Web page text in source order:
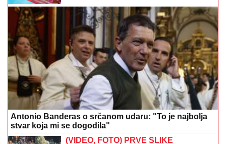
toaleti
Najveća greška ljeti: Mnogi
svakodnevno ZALIJEVAJU TRAVU, a
tako joj više štete nego koriste